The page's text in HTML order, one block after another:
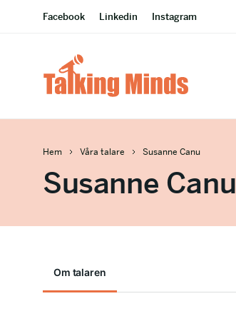
Facebook Linkedin Instagram
Hem Våra talare Susanne Canu
Susanne Canu
Om talaren